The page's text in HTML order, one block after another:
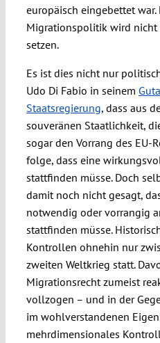
europäisch eingebettet
Migrationspolitik wird
setzen.
Es ist dies nicht nur
Udo Di Fabio in seinem
Staatsregierung, dass aus
souveränen Staatlichkeit,
sogar den Vorrang des EU-
folge, dass eine
stattfinden müsse. Doch
damit noch nicht gesagt,
notwendig oder vorrangig
stattfinden müsse.
Kontrollen ohnehin nur
zweiten Weltkrieg statt.
Migrationsrecht zumeist
vollzogen – und in der
im wohlverstandenen
mehrdimensionales